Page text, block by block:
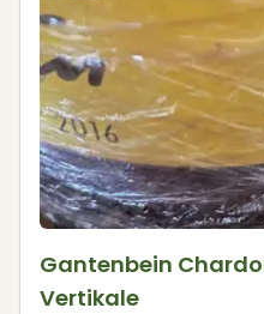
Gantenbein
Vertikale